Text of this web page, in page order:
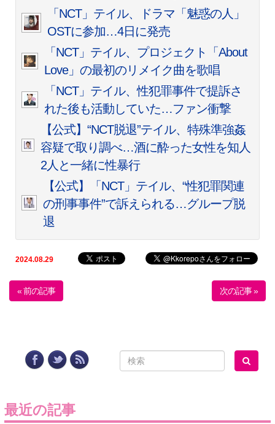
「NCT」テイル、ドラマ「魅惑の人」
OSTに参加…4日に発売
「NCT」テイル、プロジェクト「About
Love」の最初のリメイク曲を歌唱
「NCT」テイル、性犯罪事件で提訴さ
れた後も活動していた…ファン衝撃
【公式】“NCT脱退”テイル、特殊準強姦
容疑で取り調べ…酒に酔った女性を知人
2人と一緒に性暴行
【公式】「NCT」テイル、“性犯罪関連
の刑事事件”で訴えられる…グループ脱
退
2024.08.29
« 前の記事 次の記事 »
最近の記事